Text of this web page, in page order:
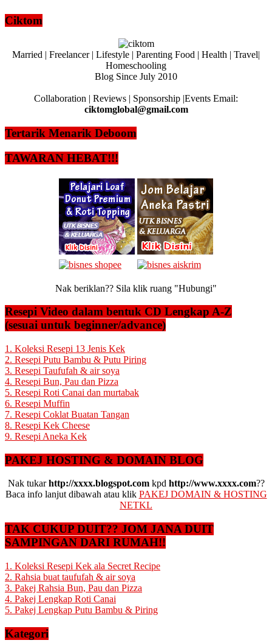
Ciktom
Married | Freelancer | Lifestyle | Parenting Food | Health | Travel|
Homeschooling
Blog Since July 2010
Collaboration | Reviews | Sponsorship |Events Email:
ciktomglobal@gmail.com
Tertarik Menarik Deboom
TAWARAN HEBAT!!!
Nak beriklan?? Sila klik ruang "Hubungi"
Resepi Video dalam bentuk CD Lengkap A-Z
(sesuai untuk beginner/advance)
1. Koleksi Resepi 13 Jenis Kek
2. Resepi Putu Bambu & Putu Piring
3. Resepi Taufufah & air soya
4. Resepi Bun, Pau dan Pizza
5. Resepi Roti Canai dan murtabak
6. Resepi Muffin
7. Resepi Coklat Buatan Tangan
8. Resepi Kek Cheese
9. Resepi Aneka Kek
PAKEJ HOSTING & DOMAIN BLOG
Nak tukarhttp://xxxx.blogspot.comkpd http://www.xxxx.com??
Baca info lanjut dibawah atau klik PAKEJ DOMAIN & HOSTING
NETKL
TAK CUKUP DUIT?? JOM JANA DUIT
SAMPINGAN DARI RUMAH!!
1. Koleksi Resepi Kek ala Secret Recipe
2. Rahsia buat taufufah & air soya
3. Pakej Rahsia Bun, Pau dan Pizza
4. Pakej Lengkap Roti Canai
5. Pakej Lengkap Putu Bambu & Piring
Kategori